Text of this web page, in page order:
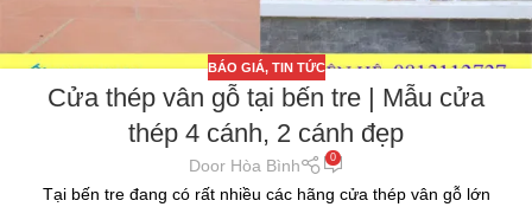
BÁO GIÁ, TIN TỨC
Cửa thép vân gỗ tại bến tre | Mẫu cửa
thép 4 cánh, 2 cánh đẹp
Door Hòa Bình 0
Tại bến tre đang có rất nhiều các hãng cửa thép vân gỗ lớn